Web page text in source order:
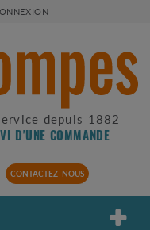
depuis 1882
D'UNE COMMANDE
CONTACTEZ-NOUS